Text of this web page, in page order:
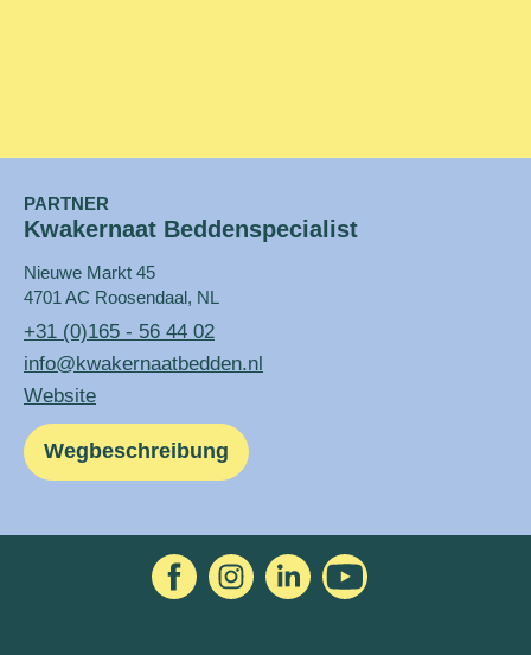
PARTNER
Kwakernaat Beddenspecialist
Nieuwe Markt 45
4701 AC Roosendaal, NL
+31 (0)165 - 56 44 02
info@kwakernaatbedden.nl
Website
Wegbeschreibung